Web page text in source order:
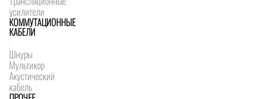
усилители
КОММУТАЦИОННЫЕ
КАБЕЛИ
Шнуры
Мультикор
Акустический
кабель